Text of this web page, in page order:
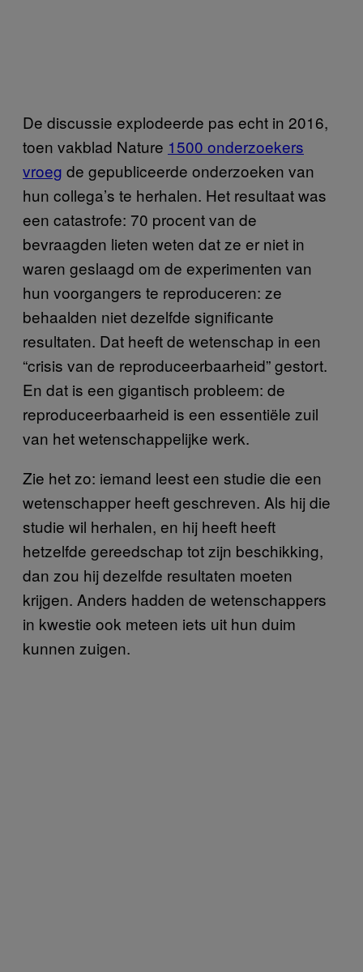
De discussie explodeerde pas echt in 2016,
toen vakblad Nature 1500 onderzoekers
vroeg de gepubliceerde onderzoeken van
hun collega’s te herhalen. Het resultaat was
een catastrofe: 70 procent van de
bevraagden lieten weten dat ze er niet in
waren geslaagd om de experimenten van
hun voorgangers te reproduceren: ze
behaalden niet dezelfde significante
resultaten. Dat heeft de wetenschap in een
“crisis van de reproduceerbaarheid” gestort.
En dat is een gigantisch probleem: de
reproduceerbaarheid is een essentiële zuil
van het wetenschappelijke werk.
Zie het zo: iemand leest een studie die een
wetenschapper heeft geschreven. Als hij die
studie wil herhalen, en hij heeft heeft
hetzelfde gereedschap tot zijn beschikking,
dan zou hij dezelfde resultaten moeten
krijgen. Anders hadden de wetenschappers
in kwestie ook meteen iets uit hun duim
kunnen zuigen.